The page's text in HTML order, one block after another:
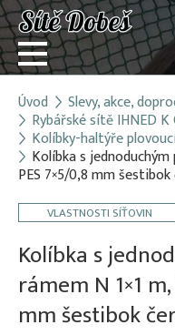
Přihlásit
Registrace
E-shop
O firmě
Úvod Slevy, akce,
Rybářské sítě IHNED K
Kolíbky-haltýře
Kolíbka s jednoduchým
PES 7×5/0,8 mm
VLASTNOSTI SÍŤOVIN
Kolíbka s
rámem N 1×1
mm šestibok